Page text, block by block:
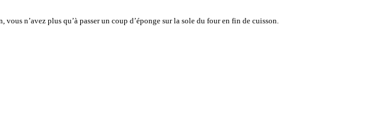
n’avez plus qu’à passer un coup d’éponge sur la sole du four en fin de cuisson.